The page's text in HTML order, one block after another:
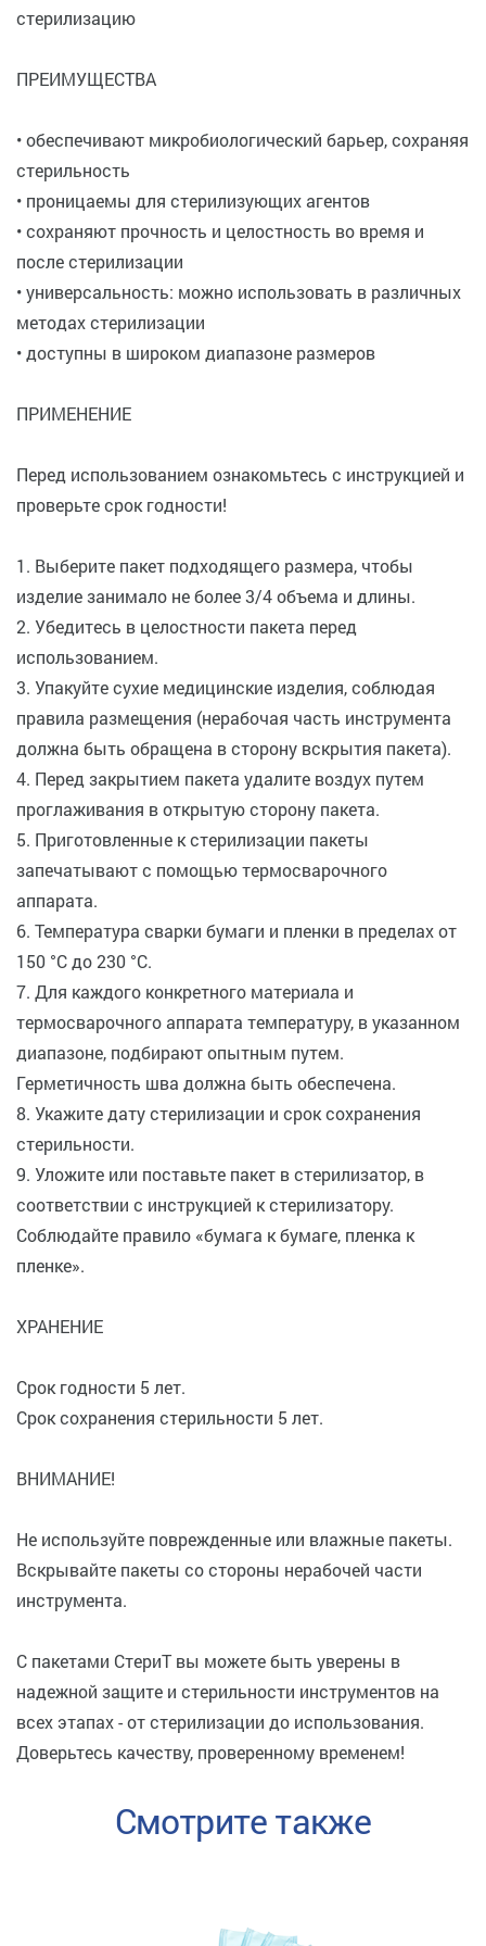
стерилизацию
ПРЕИМУЩЕСТВА
• обеспечивают микробиологический барьер, сохраняя
стерильность
• проницаемы для стерилизующих агентов
• сохраняют прочность и целостность во время и
после стерилизации
• универсальность: можно использовать в различных
методах стерилизации
• доступны в широком диапазоне размеров
ПРИМЕНЕНИЕ
Перед использованием ознакомьтесь с инструкцией и
проверьте срок годности!
1. Выберите пакет подходящего размера, чтобы
изделие занимало не более 3/4 объема и длины.
2. Убедитесь в целостности пакета перед
использованием.
3. Упакуйте сухие медицинские изделия, соблюдая
правила размещения (нерабочая часть инструмента
должна быть обращена в сторону вскрытия пакета).
4. Перед закрытием пакета удалите воздух путем
проглаживания в открытую сторону пакета.
5. Приготовленные к стерилизации пакеты
запечатывают с помощью термосварочного
аппарата.
6. Температура сварки бумаги и пленки в пределах от
150 °С до 230 °С.
7. Для каждого конкретного материала и
термосварочного аппарата температуру, в указанном
диапазоне, подбирают опытным путем.
Герметичность шва должна быть обеспечена.
8. Укажите дату стерилизации и срок сохранения
стерильности.
9. Уложите или поставьте пакет в стерилизатор, в
соответствии с инструкцией к стерилизатору.
Соблюдайте правило «бумага к бумаге, пленка к
пленке».
ХРАНЕНИЕ
Срок годности 5 лет.
Срок сохранения стерильности 5 лет.
ВНИМАНИЕ!
Не используйте поврежденные или влажные пакеты.
Вскрывайте пакеты со стороны нерабочей части
инструмента.
С пакетами СтериТ вы можете быть уверены в
надежной защите и стерильности инструментов на
всех этапах - от стерилизации до использования.
Доверьтесь качеству, проверенному временем!
Смотрите также